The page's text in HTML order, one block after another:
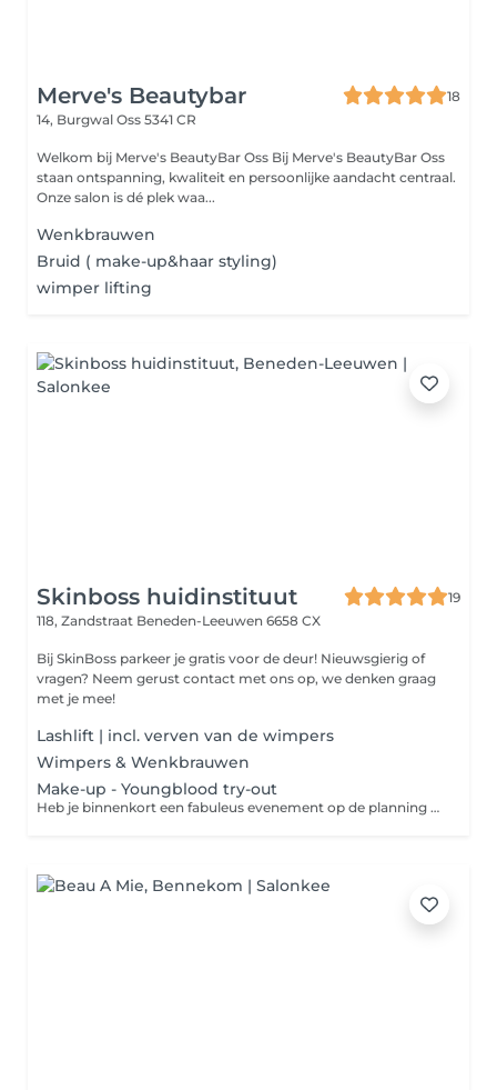
Merve's Beautybar
18
14, Burgwal Oss 5341 CR
Welkom bij Merve's BeautyBar Oss Bij Merve's BeautyBar Oss
staan ontspanning, kwaliteit en persoonlijke aandacht centraal.
Onze salon is dé plek waa...
Wenkbrauwen
Bruid ( make-up&haar styling)
wimper lifting
Skinboss huidinstituut
19
118, Zandstraat Beneden-Leeuwen 6658 CX
Bij SkinBoss parkeer je gratis voor de deur! Nieuwsgierig of
vragen? Neem gerust contact met ons op, we denken graag
met je mee!
Lashlift | incl. verven van de wimpers
Wimpers & Wenkbrauwen
Make-up - Youngblood try-out
Heb je binnenkort een fabuleus evenement op de planning staan waarvoor jij wil stralen of ben je benieuwd wat professionele make-up voor je kan doen? Gun jezelf onze YoungBlood make-up! Dankzij de 100% minerale samenstelling is onze make-up zelfs GOED voor je huid. Daarnaast zorgt de unieke hoogte van de pigmenten ervoor dat je heel weinig nodig hebt, waardoor je vrijwel eindeloos met jouw producten kan doen en blijft het fenomenaal zitten. Het is toch hemels!